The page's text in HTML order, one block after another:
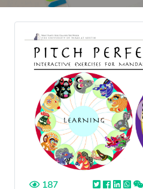
187